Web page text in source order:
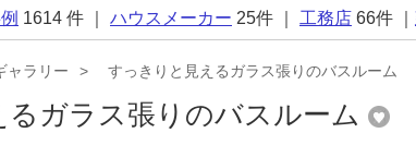
1614 件 ｜ ハウスメーカー 25件 ｜ 工務店 66件 ｜
ャラリー すっきりと見えるガラス張りのバスルーム
ガラス張りのバスルーム